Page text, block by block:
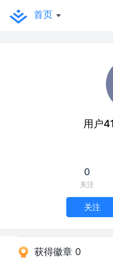
首页
用户
0
关注
关注
获得徽章 0